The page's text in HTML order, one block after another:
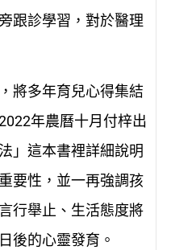
跟診學習，對於醫理
將多年育兒心得集結
年農曆十月付梓出
」這本書裡詳細說明
要性，並一再強調孩
行舉止、生活態度將
後的心靈發育。